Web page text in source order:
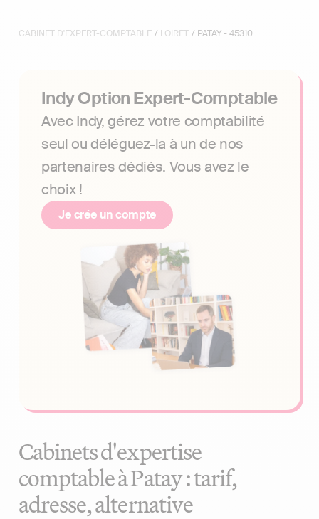
CABINET D'EXPERT-COMPTABLE / LOIRET / PATAY - 45310
Indy Option Expert-Comptable
Avec Indy, gérez votre comptabilité
seul ou déléguez-la à un de nos
partenaires dédiés. Vous avez le
choix !
Je crée un compte
Cabinets d'expertise
comptable à Patay : tarif,
adresse, alternative